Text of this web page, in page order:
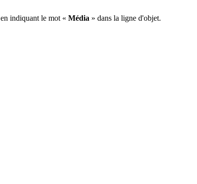
en indiquant le mot « Média » dans la ligne d'objet.